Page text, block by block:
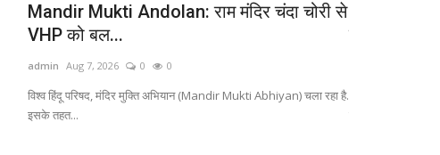
Mandir Mukti Andolan: राम मंदिर चंदा चोरी से
VHP को बल...
admin Aug 7, 2026 0 0
विश्व हिंदू परिषद, मंदिर मुक्ति अभियान (Mandir Mukti Abhiyan) चला रहा है.
इसके तहत...